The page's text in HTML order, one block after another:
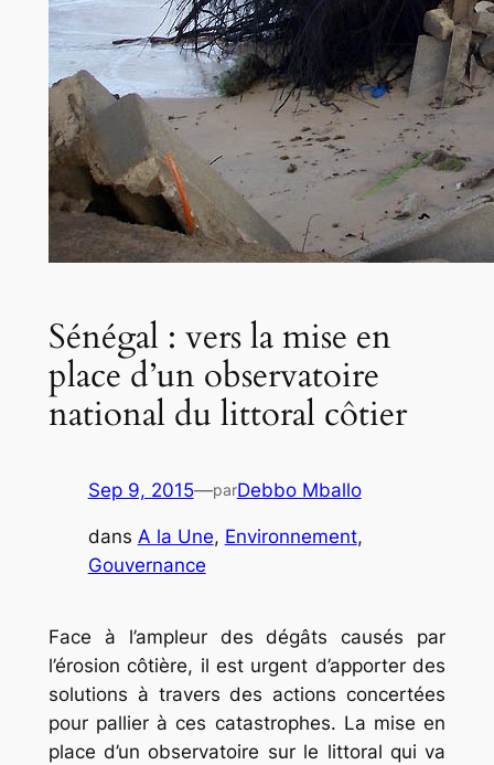
Sénégal : vers la mise en
place d’un observatoire
national du littoral côtier
Sep 9, 2015—parDebbo Mballo
dans A la Une, Environnement
Gouvernance
Face à l’ampleur des dégâts causés par
l’érosion côtière, il est urgent d’apporter des
solutions à travers des actions concertées
pour pallier à ces catastrophes. La mise en
place d’un observatoire sur le littoral qui va